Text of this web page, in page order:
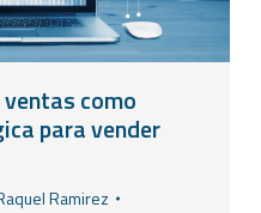
como
para vender
Ramirez